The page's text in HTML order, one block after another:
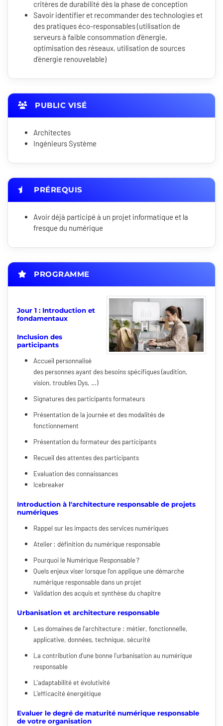
critères de durabilité dès la phase de conception
Savoir identifier et recommander des technologies et
des pratiques éco-responsables (utilisation de
serveurs à faible consommation d'énergie,
optimisation des réseaux, utilisation de sources
d'énergie renouvelable)
PUBLIC VISÉ
Architectes
Ingénieurs Système
PRÉREQUIS
Avoir déjà participé à un projet informatique et la
fresque du numérique
PROGRAMME
Jour 1 : Introduction et
fondamentaux
Inclusion des
participants
Accueil personnalisé
des personnes ayant des besoins spécifiques (audition,
vision, troubles Dys, …)
Signatures des participants formateurs
Présentation de la journée et des modalités de
fonctionnement
Présentation du formateur des participants
Recueil des attentes des participants
Evaluation des connaissances
Icebreaker
Introduction à l'architecture responsable de projets
numériques
Rappel sur les impacts des services numériques
Atelier : définition du numérique responsable
Pourquoi le Numérique Responsable ?
Quels enjeux viser lorsque l'on applique une démarche
numérique responsable dans un projet
Validation des acquis et synthèse du chapitre
Urbanisation et architecture responsable
Les domaines de l'architecture : métier, fonctionnelle,
applicative, données, technique, sécurité
La contribution d'une bonne l'urbanisation au numérique
responsable
L'adaptabilité et évolutivité
L'efficacité énergétique
Evaluer le degré de maturité numérique responsable
de votre organisation